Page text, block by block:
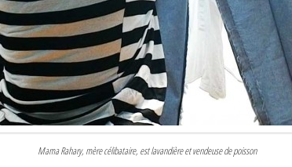
Mama Rahary, mère célibataire, est lavandière et vendeuse de poisson